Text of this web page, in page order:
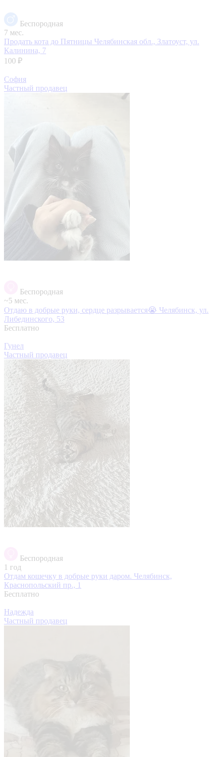
Беспородная
7 мес.
Продать кота до Пятницы Челябинская обл., Златоуст, ул.
Калинина, 7
100 ₽
София
Частный продавец
Беспородная
~5 мес.
Отдаю в добрые руки, сердце разрывается😭 Челябинск, ул.
Либединского, 53
Бесплатно
Гунел
Частный продавец
Беспородная
1 год
Отдам кошечку в добрые руки даром. Челябинск,
Краснопольский пр., 1
Бесплатно
Надежда
Частный продавец